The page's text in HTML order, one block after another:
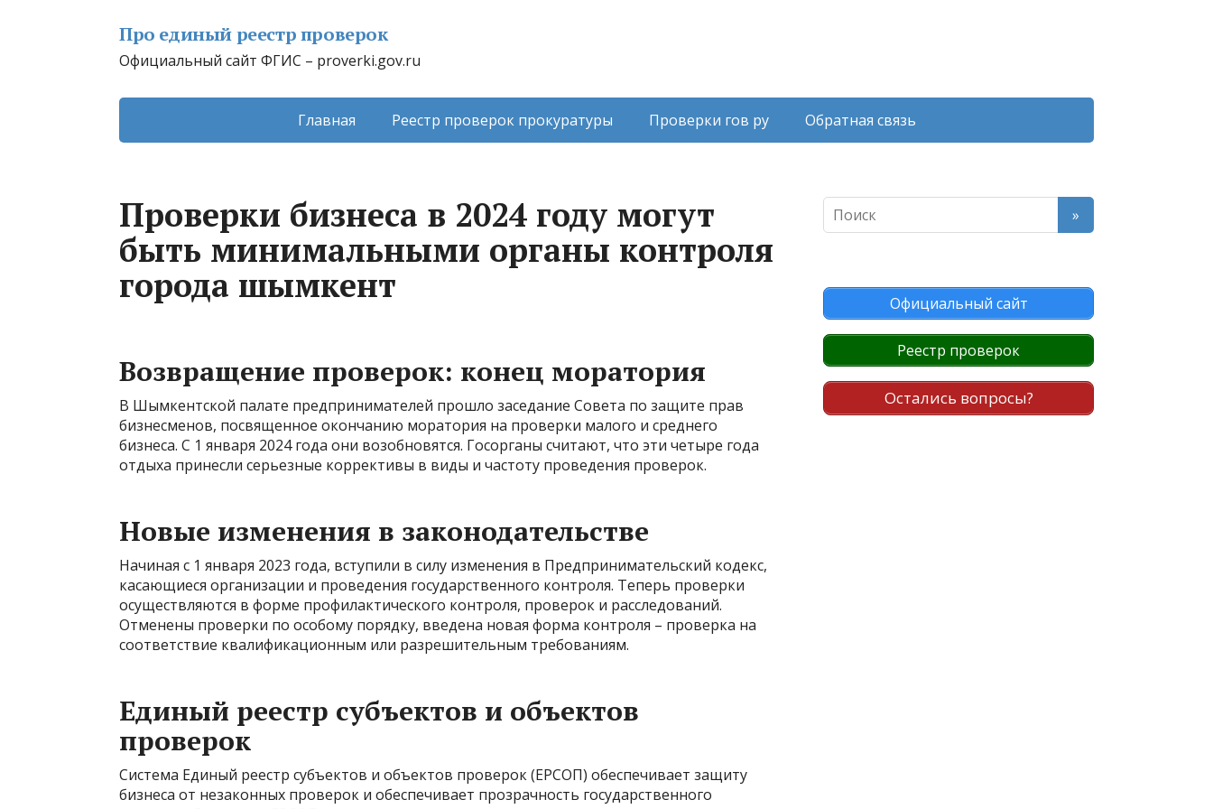
Про единый реестр проверок
Официальный сайт ФГИС – proverki.gov.ru
Главная Реестр проверок прокуратуры Проверки гов ру Обратная связь
Проверки бизнеса в 2024 году могут
быть минимальными органы контроля
города шымкент
Возвращение проверок: конец моратория
В Шымкентской палате предпринимателей прошло заседание Совета по защите прав
бизнесменов, посвященное окончанию моратория на проверки малого и среднего
бизнеса. С 1 января 2024 года они возобновятся. Госорганы считают, что эти четыре года
отдыха принесли серьезные коррективы в виды и частоту проведения проверок.
Новые изменения в законодательстве
Начиная с 1 января 2023 года, вступили в силу изменения в Предпринимательский кодекс,
касающиеся организации и проведения государственного контроля. Теперь проверки
осуществляются в форме профилактического контроля, проверок и расследований.
Отменены проверки по особому порядку, введена новая форма контроля – проверка на
соответствие квалификационным или разрешительным требованиям.
Единый реестр субъектов и объектов
проверок
Система Единый реестр субъектов и объектов проверок (ЕРСОП) обеспечивает защиту
бизнеса от незаконных проверок и обеспечивает прозрачность государственного
Официальный сайт
Реестр проверок
Остались вопросы?